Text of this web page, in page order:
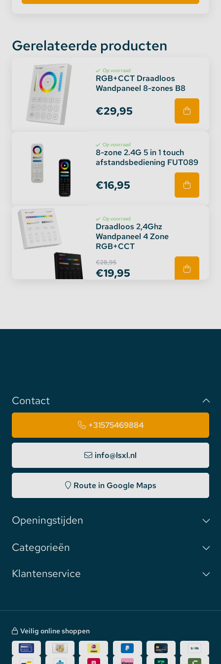
✔ Materiaal: aluminium + PC
✔ Toepassingsgebieden: huizen, restaurants, bars
etc
Gerelateerde producten
Op voorraad
RGB+CCT Draadloos
Wandpaneel 8-zones B8
€29,95
Op voorraad
8-zone 2.4G 5 in 1 touch
afstandsbediening FUT089
€16,95
Op voorraad
Draadloos 2,4Ghz
Wandpaneel 4 Zone
RGB+CCT
€28,95
€19,95
Contact
+31575469884
info@lsxl.nl
Route in Google Maps
Openingstijden
Categorieën
Klantenservice
Veilig online shoppen